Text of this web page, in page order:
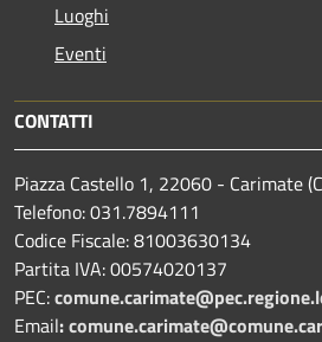
Luoghi
Eventi
CONTATTI
Piazza Castello 1, 22060 - Carimate
Telefono: 031.7894111
Codice Fiscale: 81003630134
Partita IVA: 00574020137
PEC:
Email: